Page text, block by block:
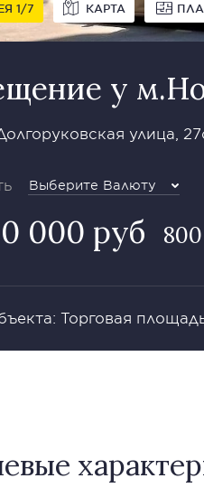
1 7 КАРТА
у
улица,
Выберите Валюту
000 руб
Торговая